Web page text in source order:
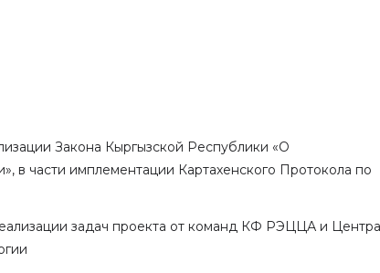
Закона Кыргызской Республики «О
в части имплементации Картахенского Протокола по
задач проекта от команд КФ РЭЦЦА и Центра